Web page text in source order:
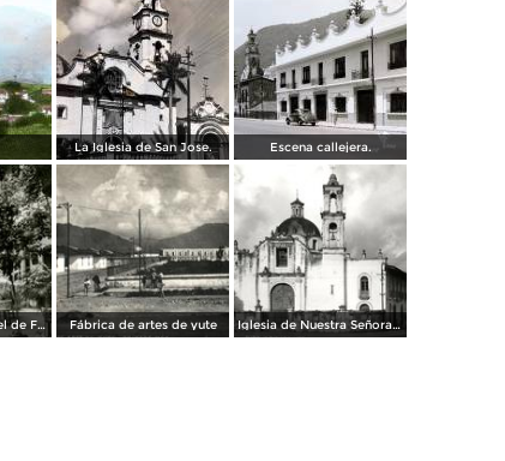
La Iglesia de San Jose. Escena callejera.
Patio del Gran Hotel de Francia Fábrica de artes de yute Iglesia de Nuestra Señora de los Dolores